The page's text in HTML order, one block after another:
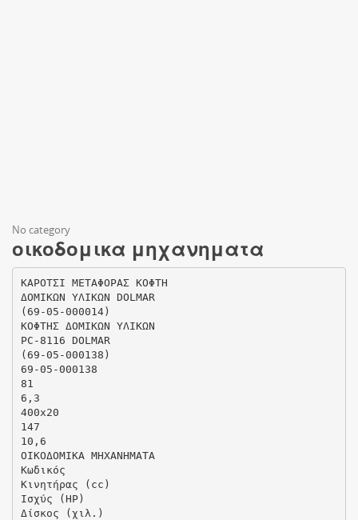
No category
οικοδομικα μηχανηματα
ΚΑΡΟΤΣΙ ΜΕΤΑΦΟΡΑΣ ΚΟΦΤΗ
ΔΟΜΙΚΩΝ ΥΛΙΚΩΝ DOLMAR
(69-05-000014)
ΚΟΦΤΗΣ ΔΟΜΙΚΩΝ ΥΛΙΚΩΝ
PC-8116 DOLMAR
(69-05-000138)
69-05-000138
81
6,3
400x20
147
10,6
ΟΙΚΟΔΟΜΙΚΑ ΜΗΧΑΝΗΜΑΤΑ
Κωδικός
Κινητήρας (cc)
Ισχύς (HP)
Δίσκος (χιλ.)